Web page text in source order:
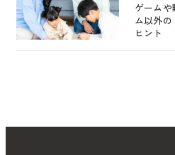
ゲーム
ム以外
ヒント